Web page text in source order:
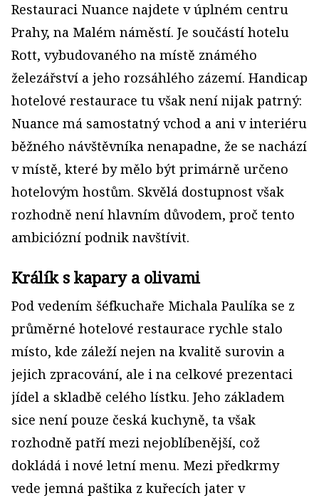
Restauraci Nuance najdete v úplném centru
Prahy, na Malém náměstí. Je součástí hotelu
Rott, vybudovaného na místě známého
železářství a jeho rozsáhlého zázemí. Handicap
hotelové restaurace tu však není nijak patrný:
Nuance má samostatný vchod a ani v interiéru
běžného návštěvníka nenapadne, že se nachází
v místě, které by mělo být primárně určeno
hotelovým hostům. Skvělá dostupnost však
rozhodně není hlavním důvodem, proč tento
ambiciózní podnik navštívit.
Králík s kapary a olivami
Pod vedením šéfkuchaře Michala Paulíka se z
průměrné hotelové restaurace rychle stalo
místo, kde záleží nejen na kvalitě surovin a
jejich zpracování, ale i na celkové prezentaci
jídel a skladbě celého lístku. Jeho základem
sice není pouze česká kuchyně, ta však
rozhodně patří mezi nejoblíbenější, což
dokládá i nové letní menu. Mezi předkrmy
vede jemná paštika z kuřecích jater v